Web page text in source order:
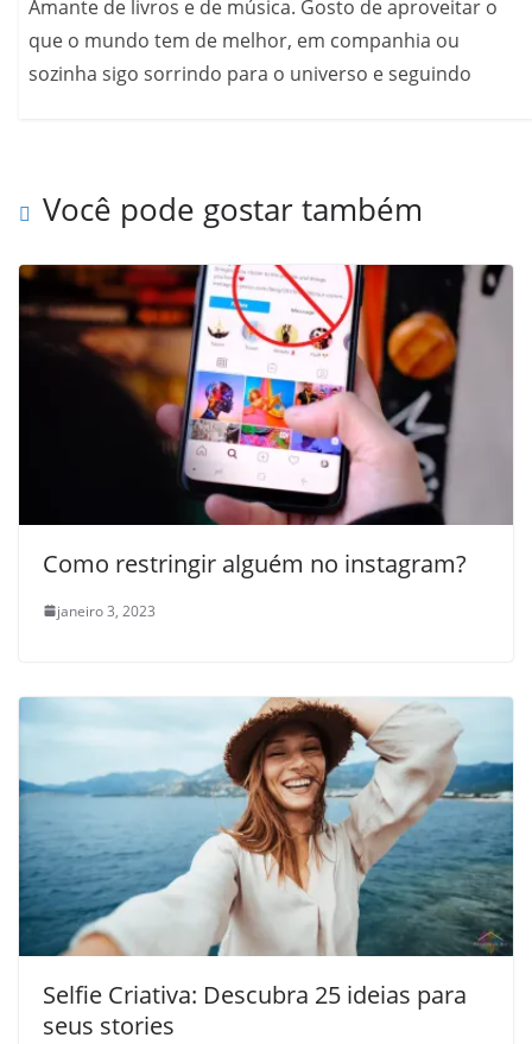
Amante de livros e de música. Gosto de aproveitar o
que o mundo tem de melhor, em companhia ou
sozinha sigo sorrindo para o universo e seguindo
Você pode gostar também
Como restringir alguém no instagram?
janeiro 3, 2023
Selfie Criativa: Descubra 25 ideias para
seus stories